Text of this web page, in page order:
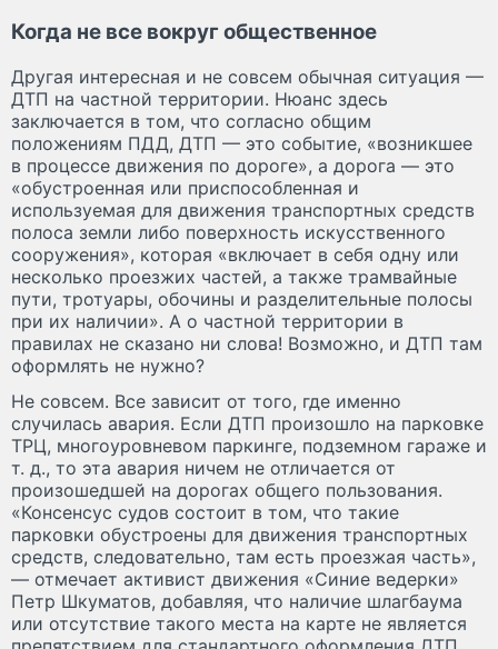
Когда не все вокруг общественное
Другая интересная и не совсем обычная ситуация —
ДТП на частной территории. Нюанс здесь
заключается в том, что согласно общим
положениям ПДД, ДТП — это событие, «возникшее
в процессе движения по дороге», а дорога — это
«обустроенная или приспособленная и
используемая для движения транспортных средств
полоса земли либо поверхность искусственного
сооружения», которая «включает в себя одну или
несколько проезжих частей, а также трамвайные
пути, тротуары, обочины и разделительные полосы
при их наличии». А о частной территории в
правилах не сказано ни слова! Возможно, и ДТП там
оформлять не нужно?
Не совсем. Все зависит от того, где именно
случилась авария. Если ДТП произошло на парковке
ТРЦ, многоуровневом паркинге, подземном гараже и
т. д., то эта авария ничем не отличается от
произошедшей на дорогах общего пользования.
«Консенсус судов состоит в том, что такие
парковки обустроены для движения транспортных
средств, следовательно, там есть проезжая часть»,
— отмечает активист движения «Синие ведерки»
Петр Шкуматов, добавляя, что наличие шлагбаума
или отсутствие такого места на карте не является